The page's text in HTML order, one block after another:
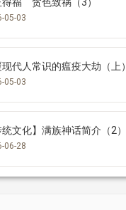
05-03
代人常识的瘟疫大劫（上）
05-03
统文化】满族神话简介（2）
06-28